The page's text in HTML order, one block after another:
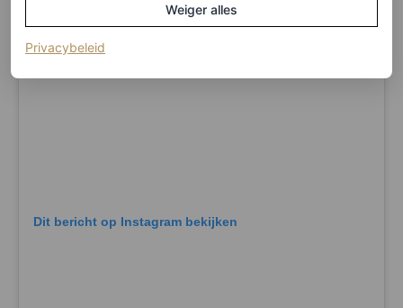
Dit bericht op Instagram bekijken
Weiger alles
Privacybeleid